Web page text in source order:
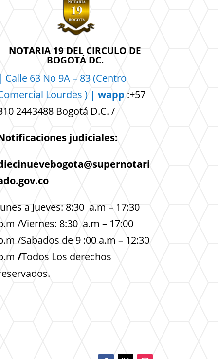
NOTARIA 19 DEL CIRCULO DE
BOGOTÁ DC.
Calle 63 No 9A – 83 (Centro
Lourdes ) | wapp :+57
2443488 Bogotá D.C. /
judiciales:
a Jueves: 8:30 a.m – 17:30
/Viernes: 8:30 a.m – 17:00
/Sabados de 9 :00 a.m – 12:30
/Todos Los derechos